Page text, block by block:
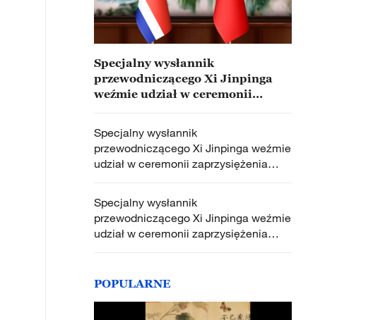
Specjalny wysłannik
przewodniczącego Xi Jinpinga
weźmie udział w ceremonii
Specjalny wysłannik
przewodniczącego Xi Jinpinga weźmie
udział w ceremonii zaprzysiężenia
prezydenta Birmy
Specjalny wysłannik
przewodniczącego Xi Jinpinga weźmie
udział w ceremonii zaprzysiężenia
prezydenta Boliwii
POPULARNE